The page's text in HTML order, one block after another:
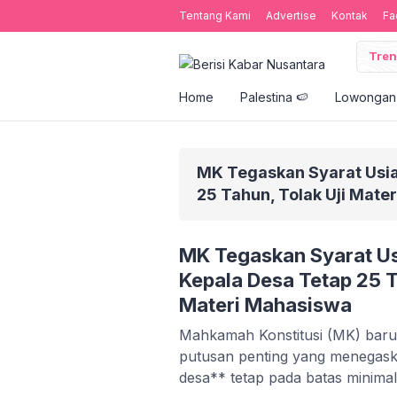
Tentang Kami Advertise Kontak
Home Palestina 🍉
MK Tegaskan Syarat
25 Tahun, Tolak Uji
MK Tegaskan Syarat
Kepala Desa Tetap 25
Materi Mahasiswa
Mahkamah Konstitusi (MK)
putusan penting yang
desa** tetap pada batas